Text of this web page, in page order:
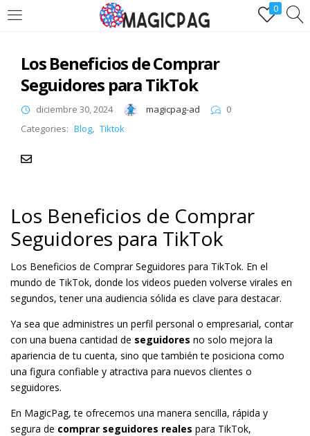
0
LOGIN REGÌSTRATE
Ingresa y disfruta de comprarseguidores.one
Los Beneficios de Comprar
Seguidores para TikTok
diciembre 30, 2024 magicpag-ad
0
Categories: Blog, Tiktok
Los Beneficios de Comprar
Seguidores para TikTok
Los Beneficios de Comprar Seguidores para TikTok. En el
mundo de TikTok, donde los videos pueden volverse virales en
segundos, tener una audiencia sólida es clave para destacar.
Ya sea que administres un perfil personal o empresarial, contar
con una buena cantidad de seguidores no solo mejora la
apariencia de tu cuenta, sino que también te posiciona como
una figura confiable y atractiva para nuevos clientes o
seguidores.
En MagicPag, te ofrecemos una manera sencilla, rápida y
segura de comprar seguidores reales para TikTok,